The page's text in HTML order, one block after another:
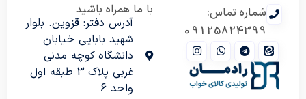
شماره تماس:
09125824399
با ما همراه باشید
آدرس دفتر: قزوین. بلوار
شهید بابایی خیابان
دانشگاه کوچه مدنی
غربی پلاک 3 طبقه اول
واحد 6